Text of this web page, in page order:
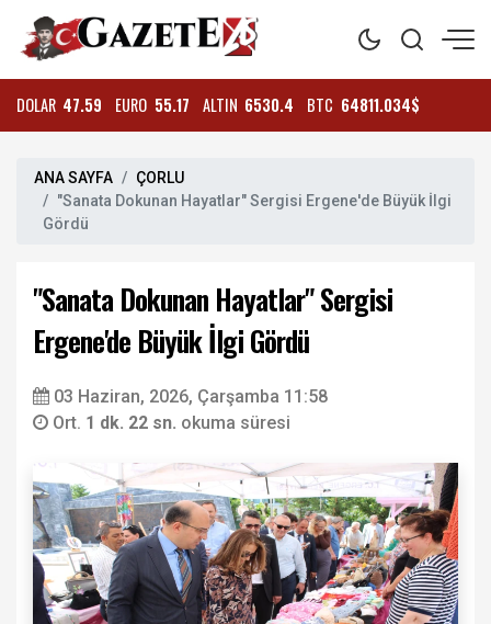
DOLAR 47.59 EURO 55.17 ALTIN 6530.4 BTC 64811.034$
ANA SAYFA
ÇORLU
"Sanata Dokunan Hayatlar" Sergisi Ergene'de Büyük İlgi
Gördü
"Sanata Dokunan Hayatlar" Sergisi
Ergene'de Büyük İlgi Gördü
03 Haziran, 2026, Çarşamba 11:58
Ort. 1 dk. 22 sn. okuma süresi